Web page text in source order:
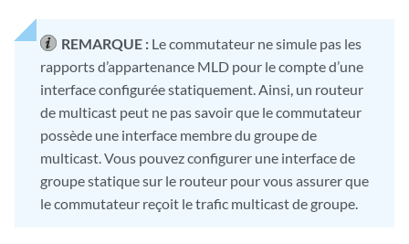
REMARQUE : Le commutateur ne simule pas les
rapports d’appartenance MLD pour le compte d’une
interface configurée statiquement. Ainsi, un routeur
de multicast peut ne pas savoir que le commutateur
possède une interface membre du groupe de
multicast. Vous pouvez configurer une interface de
groupe statique sur le routeur pour vous assurer que
le commutateur reçoit le trafic multicast de groupe.